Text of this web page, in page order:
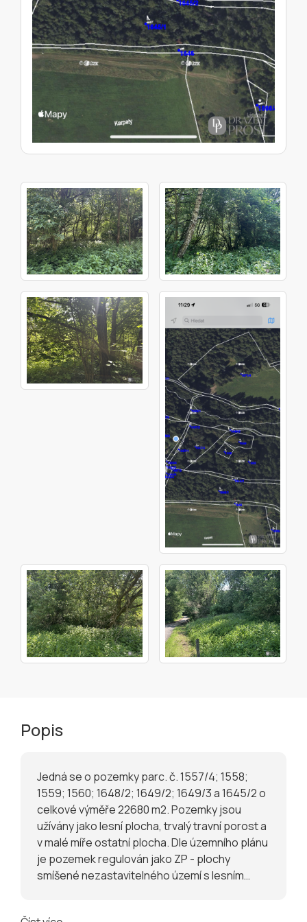
575 m², který je zapsaný na listu vlastnictví č.
2478 pro katastrální území Klášterec nad Ohří,
obec Klášterec nad Ohří (Chomutov), spadající
pod Katastrální úřad pro Ústecký kraj,
Katastrální pracoviště Chomutov. Pozemek
(podíl ve výši 1/96) parc. č. 1649/3, lesní
pozemek o výměře 129 m², který je zapsaný na
listu vlastnictví č. 2478 pro katastrální území
Klášterec nad Ohří, obec Klášterec nad Ohří
(Chomutov), spadající pod Katastrální úřad pro
Pozemek (podíl ve výši 1/96) parc. č. 100/2,
trvalý travní porost o výměře 21 446 m², který je
zapsaný na listu vlastnictví č. 1955 pro
katastrální území Klášterecká Jeseň, obec
Klášterec nad Ohří (Chomutov), spadající pod
Katastrální úřad pro Ústecký kraj, Katastrální
pracoviště Chomutov. Pozemek (podíl ve výši
1/96) parc. č. 101, trvalý travní porost o výměře
969 m², který je zapsaný na listu vlastnictví č.
1955 pro katastrální území Klášterecká Jeseň,
obec Klášterec nad Ohří (Chomutov), spadající
pod Katastrální úřad pro Ústecký kraj,
Katastrální pracoviště Chomutov. Pozemek
(podíl ve výši 1/96) parc. č. 114/1, ostatní plocha
o výměře 799 m², který je zapsaný na listu
vlastnictví č. 1955 pro katastrální území
Klášterecká Jeseň, obec Klášterec nad Ohří
(Chomutov), spadající pod Katastrální úřad pro
Ústecký kraj, Katastrální pracoviště Chomutov.
Pozemek (podíl ve výši 1/96) parc. č. 115, ostatní
plocha o výměře 426 m², který je zapsaný na
listu vlastnictví č. 1955 pro katastrální území
Klášterecká Jeseň, obec Klášterec nad Ohří
(Chomutov), spadající pod Katastrální úřad pro
Ústecký kraj, Katastrální pracoviště Chomutov.
Pozemek (podíl ve výši 1/96) parc. č. 568/1,
ostatní plocha o výměře 164 m², který je
zapsaný na listu vlastnictví č. 1955 pro
katastrální území Klášterecká Jeseň, obec
Klášterec nad Ohří (Chomutov), spadající pod
výměře 42 m², který je zapsaný na listu
(Chomutov), spadající pod Katastrální úřad pro
Ústecký kraj, Katastrální pracoviště Chomutov.
Pozemek (podíl ve výši 1/96) parc. č. 1551/3,
orná půda o výměře 4 421 m², který je zapsaný
na listu vlastnictví č. 3617 pro katastrální území
Klášterec nad Ohří, obec Klášterec nad Ohří
(Chomutov), spadající pod Katastrální úřad pro
Pozemek (podíl ve výši 1/96) parc. č. 1551/4,
Popis
Jedná se o pozemky parc. č. 1557/4; 1558;
1559; 1560; 1648/2; 1649/2; 1649/3 a 1645/2 o
celkové výměře 22680 m2. Pozemky jsou
užívány jako lesní plocha, trvalý travní porost a
v malé míře ostatní plocha. Dle územního plánu
je pozemek regulován jako ZP - plochy
smíšené nezastavitelného území s lesním